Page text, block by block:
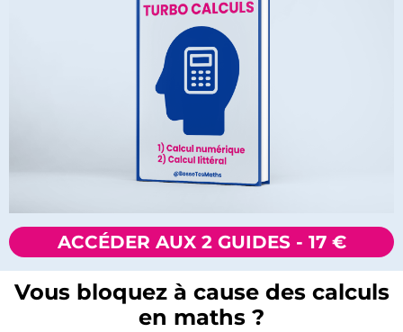
ACCÉDER AUX 2 GUIDES - 17 €
Vous bloquez à cause des calculs
en maths ?